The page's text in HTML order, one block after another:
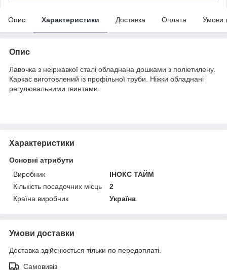
Опис Характеристики Доставка Оплата Умови
Опис
Лавочка з неіржавкої сталі обладнана дошками з поліетилену.
Каркас виготовлений із профільної труби. Ніжки обладнані
регулювальними гвинтами.
Характеристики
Основні атрибути
Виробник
ІНОКС ТАЙМ
Кількість посадочних місць
2
Країна виробник
Україна
Умови доставки
Доставка здійснюється тільки по передоплаті.
Самовивіз